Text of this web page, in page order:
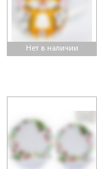
Нет в наличии